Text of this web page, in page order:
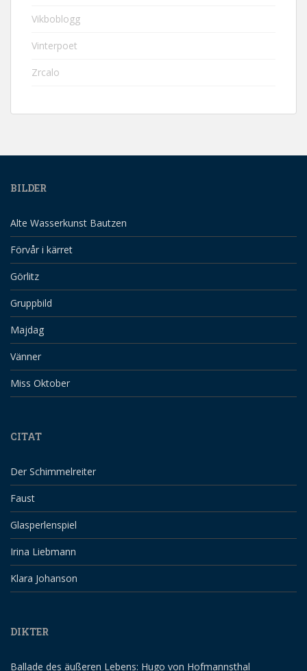
Vikboblogg
Vinterpoet
Zrcalo
BILDER
Alte Wasserkunst Bautzen
Förvår i kärret
Görlitz
Gruppbild
Majdag
Vänner
Miss Oktober
CITAT
Der Schimmelreiter
Faust
Glasperlenspiel
Irina Liebmann
Klara Johanson
DIKTER
Ballade des äußeren Lebens: Hugo von Hofmannsthal